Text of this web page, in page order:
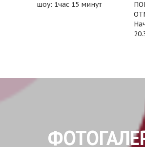
шоу: 1час 15 минут